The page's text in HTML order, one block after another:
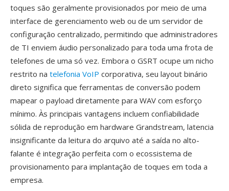
toques são geralmente provisionados por meio de uma
interface de gerenciamento web ou de um servidor de
configuração centralizado, permitindo que administradores
de TI enviem áudio personalizado para toda uma frota de
telefones de uma só vez. Embora o GSRT ocupe um nicho
restrito na telefonia VoIP corporativa, seu layout binário
direto significa que ferramentas de conversão podem
mapear o payload diretamente para WAV com esforço
mínimo. Às principais vantagens incluem confiabilidade
sólida de reprodução em hardware Grandstream, latencia
insignificante da leitura do arquivo até a saída no alto-
falante é integração perfeita com o ecossistema de
provisionamento para implantação de toques em toda a
empresa.